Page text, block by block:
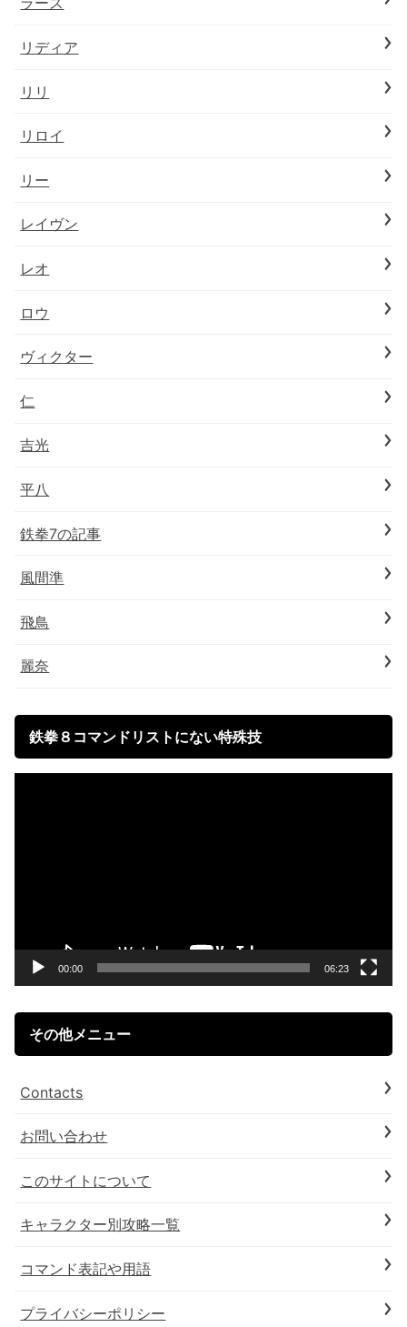
リディア
リリ
リロイ
リー
レイヴン
レオ
ロウ
ヴィクター
仁
吉光
平八
鉄拳7の記事
風間準
飛鳥
麗奈
鉄拳８コマンドリストにない特殊技
00:00 06:23
その他メニュー
Contacts
お問い合わせ
このサイトについて
キャラクター別攻略一覧
コマンド表記や用語
プライバシーポリシー